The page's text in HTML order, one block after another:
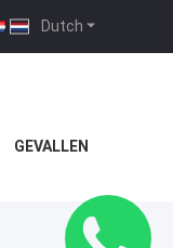
Dutch
GEVALLEN